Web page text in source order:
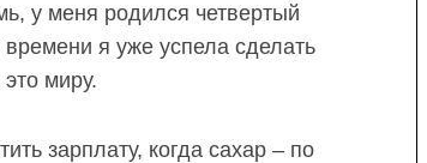
у меня родился четвертый
я уже успела сделать
миру.
зарплату, когда сахар – по